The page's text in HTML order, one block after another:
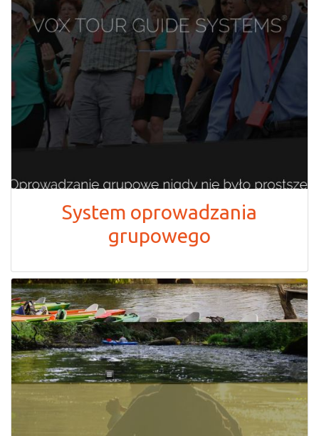
System oprowadzania
grupowego